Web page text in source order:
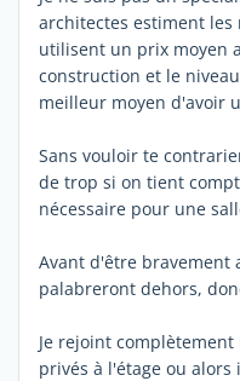
architectes estiment
utilisent un prix moyen
construction et le
meilleur moyen d'avoir
Sans vouloir te
de trop si on tient
nécessaire pour une
Avant d'être bravement
palabreront dehors,
Je rejoint
privés à l'étage ou